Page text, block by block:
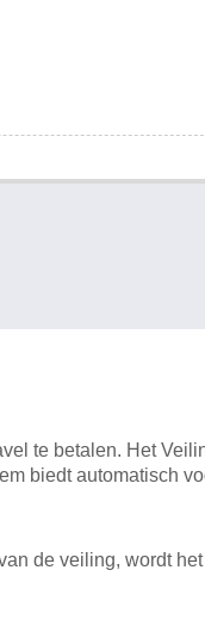
te betalen. Het
biedt automatisch
de veiling, wordt